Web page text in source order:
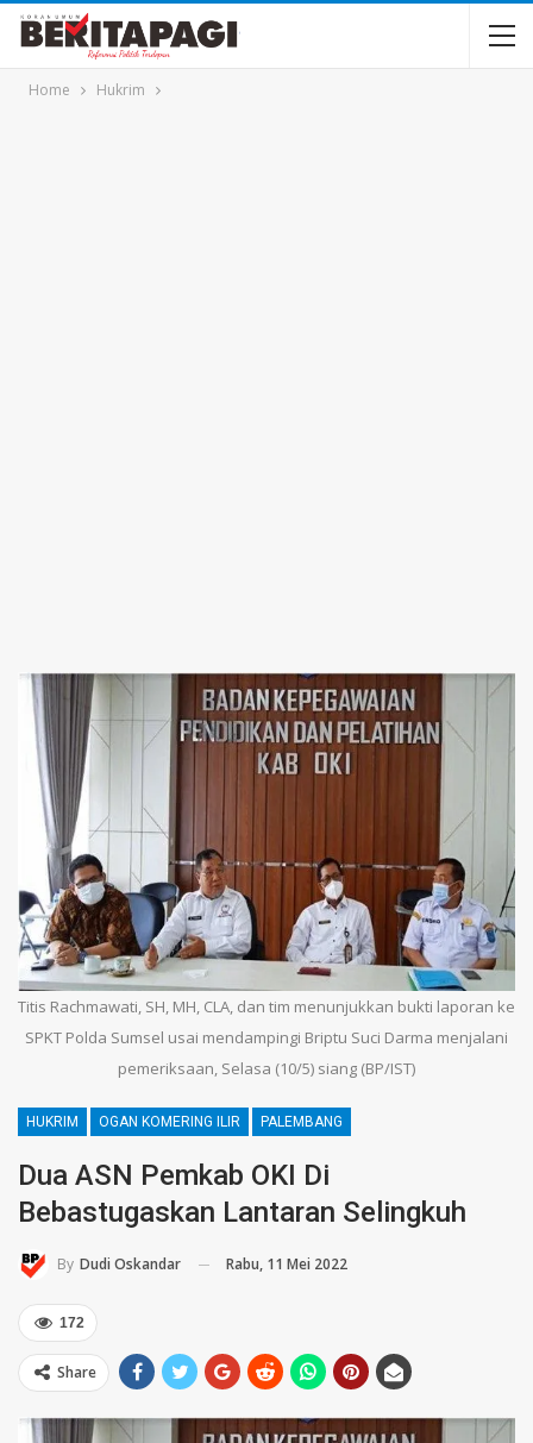
Home Hukrim
Titis Rachmawati, SH, MH, CLA, dan tim menunjukkan bukti laporan ke
SPKT Polda Sumsel usai mendampingi Briptu Suci Darma menjalani
pemeriksaan, Selasa (10/5) siang (BP/IST)
HUKRIM OGAN KOMERING ILIR PALEMBANG
Dua ASN Pemkab OKI Di
Bebastugaskan Lantaran Selingkuh
By Dudi Oskandar Rabu, 11 Mei 2022
172
Share